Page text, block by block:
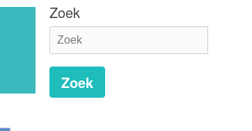
Zoek
Zoek